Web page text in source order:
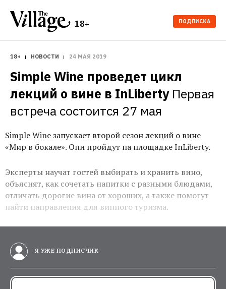
18+ ПОДПИСКА
18+ НОВОСТИ 24 МАЯ 2019
Simple Wine проведет цикл
лекций о вине в InLiberty Первая
встреча состоится 27 мая
Simple Wine запускает второй сезон лекций о вине
«Мир в бокале». Они пройдут на площадке InLiberty.
Эксперты научат гостей выбирать и хранить вино,
объяснят, как сочетать напитки с разными блюдами,
отличать дорогие вина от хороших, а также помогут
найти направления для винного туризма.
Я УЖЕ ПОДПИСЧИК